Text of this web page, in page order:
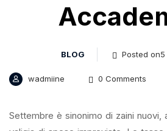
BLOG Posted
wadmiine 0 Comments
Settembre è sinonimo di zaini nuovi,